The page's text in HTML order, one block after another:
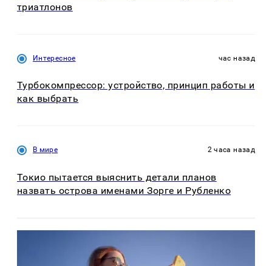
триатлонов
Интересное час назад
Турбокомпрессор: устройство, принцип работы и
как выбрать
В мире 2 часа назад
Токио пытается выяснить детали планов
назвать острова именами Зорге и Рубленко